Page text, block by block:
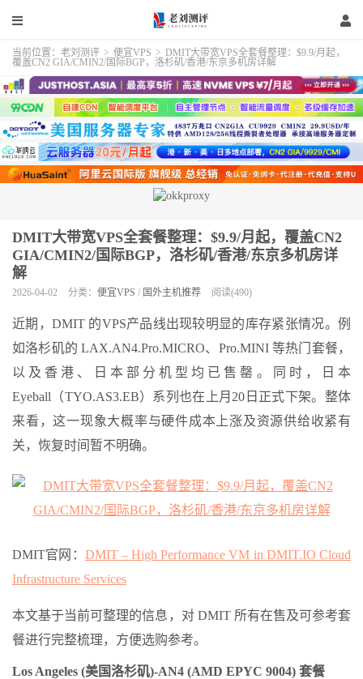
当前位置： 老刘测评 > 便宜VPS > DMIT大带宽VPS全套餐整理：$9.9/月起，
覆盖CN2 GIA/CMIN2/国际BGP，洛杉矶/香港/东京多机房详解
DMIT大带宽VPS全套餐整理：$9.9/月起，覆盖CN2
GIA/CMIN2/国际BGP，洛杉矶/香港/东京多机房详
解
2026-04-02 分类： 便宜VPS / 国外主机推荐 阅读(490)
近期，DMIT 的VPS产品线出现较明显的库存紧张情况。例
如洛杉矶的 LAX.AN4.Pro.MICRO、Pro.MINI 等热门套餐，
以及香港、日本部分机型均已售罄。同时，日本
Eyeball（TYO.AS3.EB）系列也在上月20日正式下架。整体
来看，这一现象大概率与硬件成本上涨及资源供给收紧有
关，恢复时间暂不明确。
DMIT官网： DMIT – High Performance VM in DMIT.IO Cloud
Infrastructure Services
本文基于当前可整理的信息，对 DMIT 所有在售及可参考套
餐进行完整梳理，方便选购参考。
Los Angeles (美国洛杉矶)-AN4 (AMD EPYC 9004) 套餐